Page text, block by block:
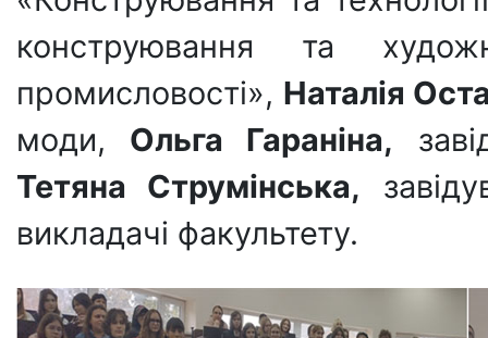
конструювання та
промисловості», Наталія
моди, Ольга Гараніна,
Тетяна Струмінська,
викладачі факультету.